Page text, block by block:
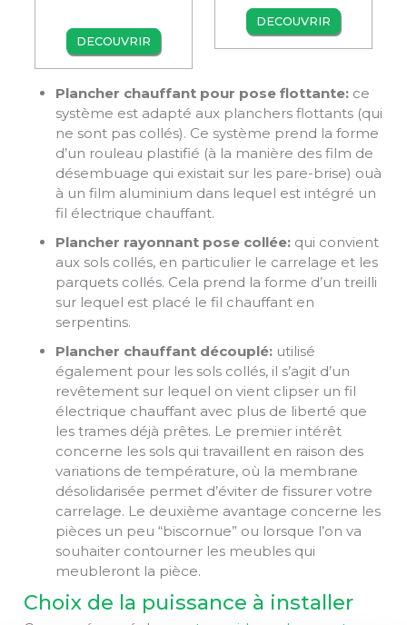
DECOUVRIR
DECOUVRIR
Plancher chauffant pour pose flottante: ce
système est adapté aux planchers flottants (qui
ne sont pas collés). Ce système prend la forme
d’un rouleau plastifié (à la manière des film de
désembuage qui existait sur les pare-brise) ouà
à un film aluminium dans lequel est intégré un
fil électrique chauffant.
Plancher rayonnant pose collée: qui convient
aux sols collés, en particulier le carrelage et les
parquets collés. Cela prend la forme d’un treilli
sur lequel est placé le fil chauffant en
serpentins.
Plancher chauffant découplé: utilisé
également pour les sols collés, il s’agit d’un
revêtement sur lequel on vient clipser un fil
électrique chauffant avec plus de liberté que
les trames déjà prêtes. Le premier intérêt
concerne les sols qui travaillent en raison des
variations de température, où la membrane
désolidarisée permet d’éviter de fissurer votre
carrelage. Le deuxième avantage concerne les
pièces un peu “biscornue” ou lorsque l’on va
souhaiter contourner les meubles qui
meubleront la pièce.
Choix de la puissance à installer